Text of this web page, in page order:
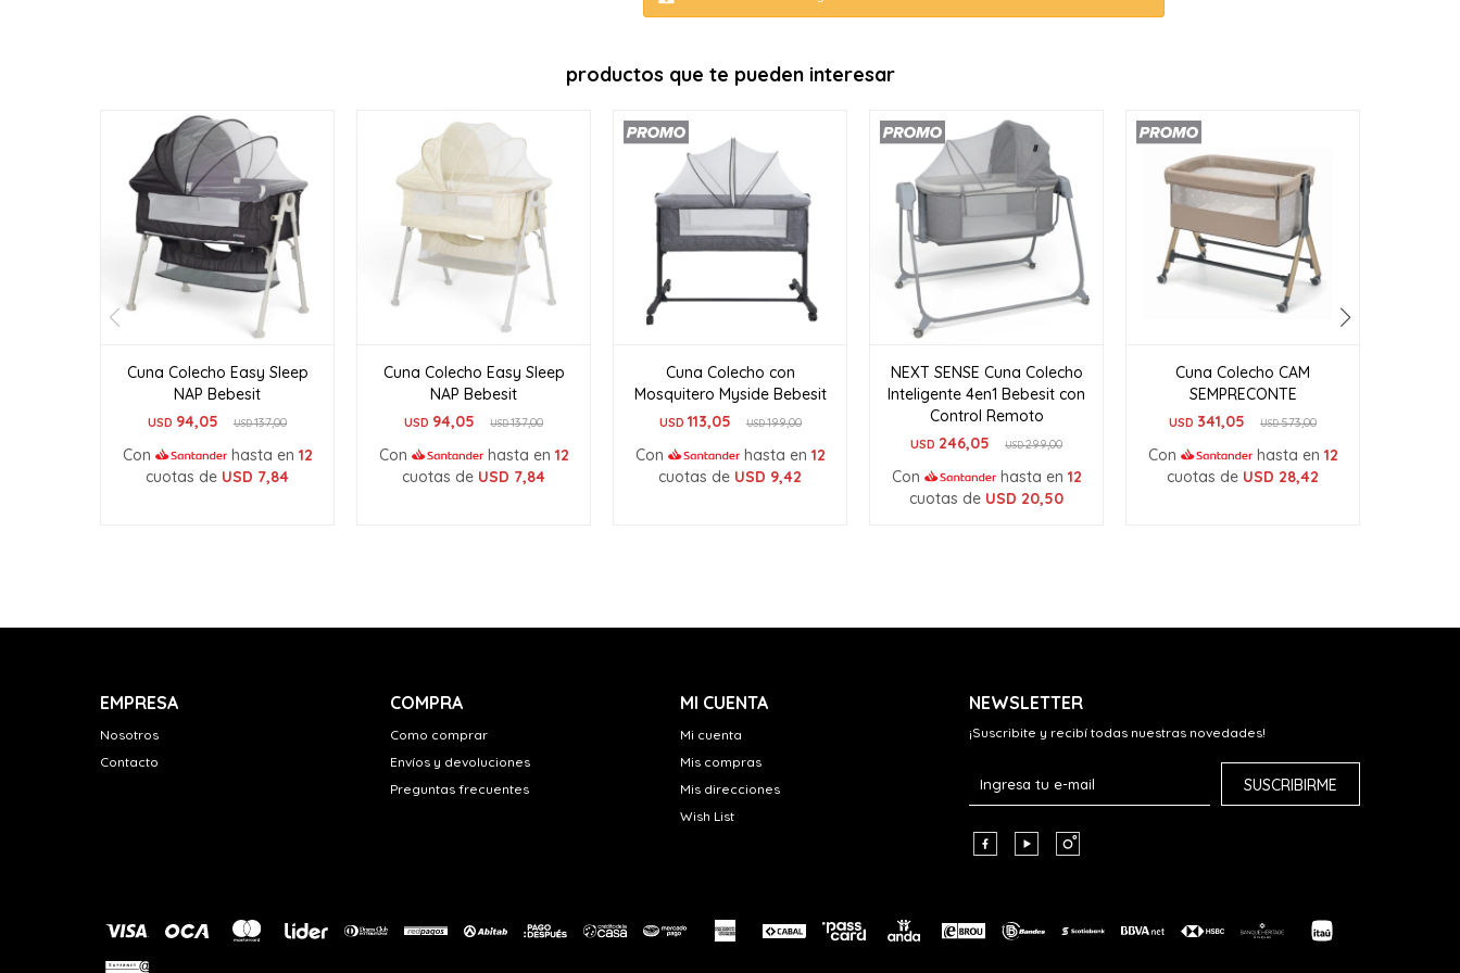
productos que te pueden interesar
Cuna Colecho Easy Sleep
NAP Bebesit
USD 94,05 USD137,00
Con hasta en 12
cuotas de USD 7,84
Cuna Colecho Easy Sleep
NAP Bebesit
USD 94,05 USD137,00
Con hasta en 12
cuotas de USD 7,84
Cuna Colecho con
Mosquitero Myside Bebesit
USD 113,05 USD199,00
Con hasta en 12
cuotas de USD 9,42
NEXT SENSE Cuna Colecho
Inteligente 4en1 Bebesit con
Control Remoto
USD 246,05 USD299,00
Con hasta en 12
cuotas de USD 20,50
Cuna Colecho CAM
SEMPRECONTE
USD 341,05 USD573,00
Con hasta en 12
cuotas de USD 28,42
EMPRESA
Nosotros
Contacto
COMPRA
Como comprar
Envíos y devoluciones
Preguntas frecuentes
MI CUENTA
Mi cuenta
Mis compras
Mis direcciones
Wish List
NEWSLETTER
¡Suscribite y recibí todas nuestras novedades!
SUSCRIBIRME
  